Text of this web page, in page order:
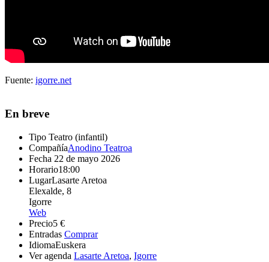
Fuente: igorre.net
En breve
Tipo Teatro (infantil)
CompañíaAnodino Teatroa
Fecha 22 de mayo 2026
Horario18:00
LugarLasarte Aretoa
Elexalde, 8
Igorre
Web
Precio5 €
Entradas Comprar
IdiomaEuskera
Ver agenda Lasarte Aretoa, Igorre